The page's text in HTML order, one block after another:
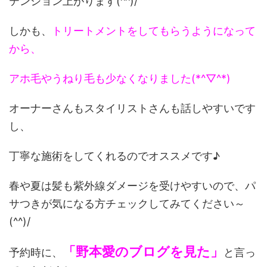
しかも、
トリートメントをしてもらうようになって
から、
アホ毛やうねり毛も少なくなりました(*^▽^*)
オーナーさんもスタイリストさんも話しやすいです
し、
丁寧な施術をしてくれるのでオススメです♪
春や夏は髪も紫外線ダメージを受けやすいので、パ
サつきが気になる方チェックしてみてください～
(^^)/
予約時に、 「野本愛のブログを見た」
と言っ